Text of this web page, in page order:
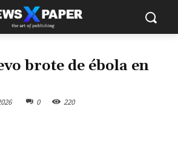
brote de ébola en
0 220